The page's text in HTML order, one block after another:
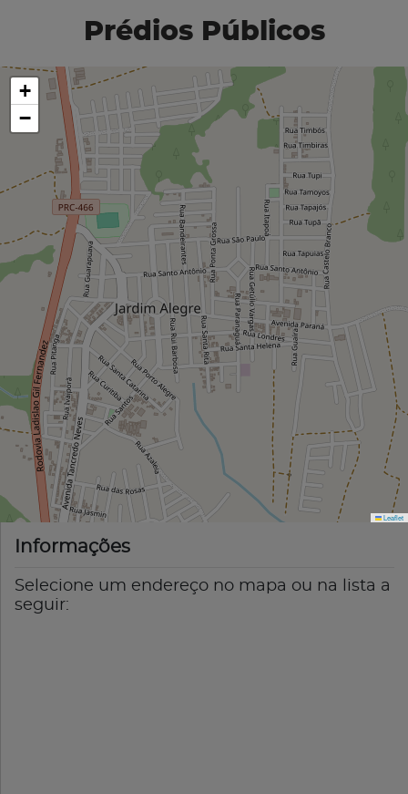
Prédios Públicos
+
−
Leaflet
Informações
Selecione um endereço no mapa ou na lista a
seguir: